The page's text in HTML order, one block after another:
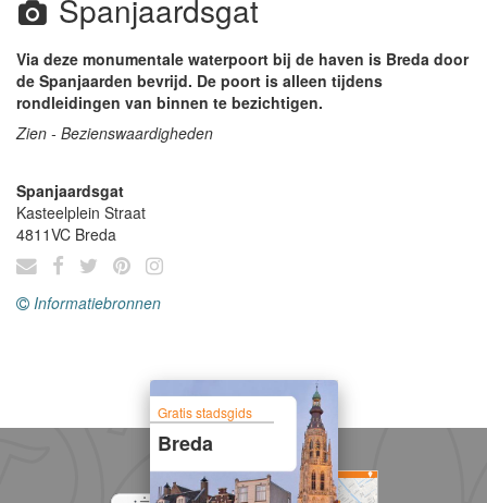
Spanjaardsgat
Via deze monumentale waterpoort bij de haven is Breda door
de Spanjaarden bevrijd. De poort is alleen tijdens
rondleidingen van binnen te bezichtigen.
Zien - Bezienswaardigheden
Spanjaardsgat
Kasteelplein Straat
4811VC Breda
Informatiebronnen
Gratis stadsgids
Breda